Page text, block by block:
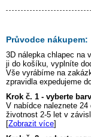
Průvodce nákupem:
3D nálepka chlapec na
ji do košíku, vyplníte
Vše vyrábíme na
zpravidla expedujeme
Krok č. 1 - vyberte
V nabídce naleznete
životnost 2-5 let v
[Zobrazit více]